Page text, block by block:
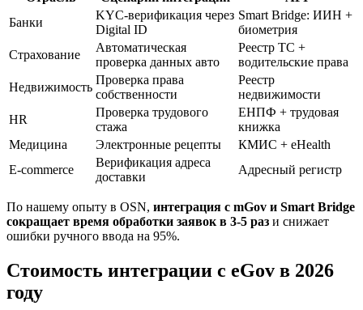
Банки
KYC-верификация через
Digital ID
Smart Bridge: ИИН +
биометрия
Страхование
Автоматическая
проверка данных авто
Реестр ТС +
водительские права
Недвижимость
Проверка права
собственности
Реестр
недвижимости
HR
Проверка трудового
стажа
ЕНПФ + трудовая
книжка
Медицина
Электронные рецепты
КМИС + eHealth
E-commerce
Верификация адреса
доставки
Адресный регистр
По нашему опыту в OSN, интеграция с mGov и Smart Bridge
сокращает время обработки заявок в 3-5 раз и снижает
ошибки ручного ввода на 95%.
Стоимость интеграции с eGov в 2026
году